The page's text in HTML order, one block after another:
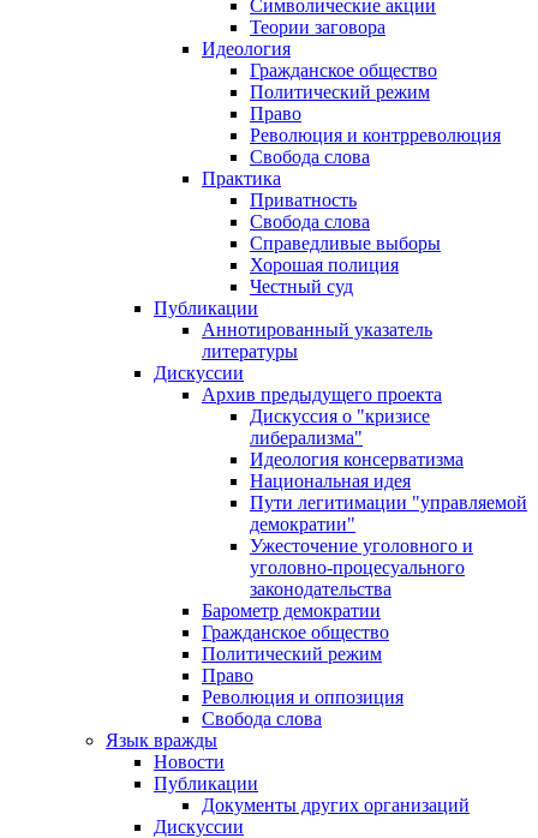
Символические акции
Теории заговора
Идеология
Гражданское общество
Политический режим
Право
Революция и контрреволюция
Свобода слова
Практика
Приватность
Свобода слова
Справедливые выборы
Хорошая полиция
Честный суд
Публикации
Аннотированный указатель
литературы
Дискуссии
Архив предыдущего проекта
Дискуссия о "кризисе
либерализма"
Идеология консерватизма
Национальная идея
Пути легитимации "управляемой
демократии"
Ужесточение уголовного и
уголовно-процесуального
законодательства
Барометр демократии
Гражданское общество
Политический режим
Право
Революция и оппозиция
Свобода слова
Язык вражды
Новости
Публикации
Документы других организаций
Дискуссии